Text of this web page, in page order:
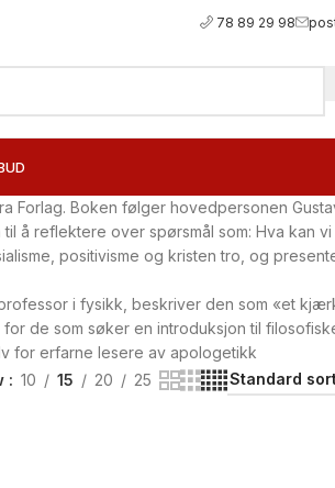
78 89 29 98
Forlag. Boken følger hovedpersonen
å reflektere over spørsmål som: Hva kan
positivisme og kristen tro, og
i fysikk, beskriver den som «et
de som søker en introduksjon til
for erfarne lesere av apologetikk
10 15 20 25